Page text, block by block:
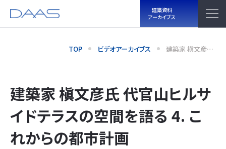
建築資料
アーカイブス
TOP ビデオアーカイブス 建築家 槇文彦氏
代官山ヒルサイ
建築家 槇文彦氏 代官山ヒルサ
イドテラスの空間を語る 4. こ
れからの都市計画